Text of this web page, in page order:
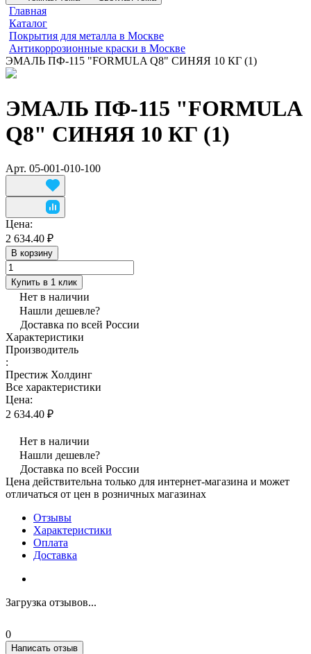
Главная
Каталог
Покрытия для металла в Москве
Антикоррозионные краски в Москве
ЭМАЛЬ ПФ-115 "FORMULA Q8" СИНЯЯ 10 КГ (1)
ЭМАЛЬ ПФ-115 "FORMULA
Q8" СИНЯЯ 10 КГ (1)
Арт. 05-001-010-100
Цена:
2 634.40 ₽
В корзину
Купить в 1 клик
Нет в наличии
Нашли дешевле?
Доставка по всей России
Характеристики
Производитель
:
Престиж Холдинг
Все характеристики
Цена:
2 634.40 ₽
Нет в наличии
Нашли дешевле?
Доставка по всей России
Цена действительна только для интернет-магазина и может
отличаться от цен в розничных магазинах
Отзывы
Характеристики
Оплата
Доставка
Загрузка отзывов...
0
Написать отзыв